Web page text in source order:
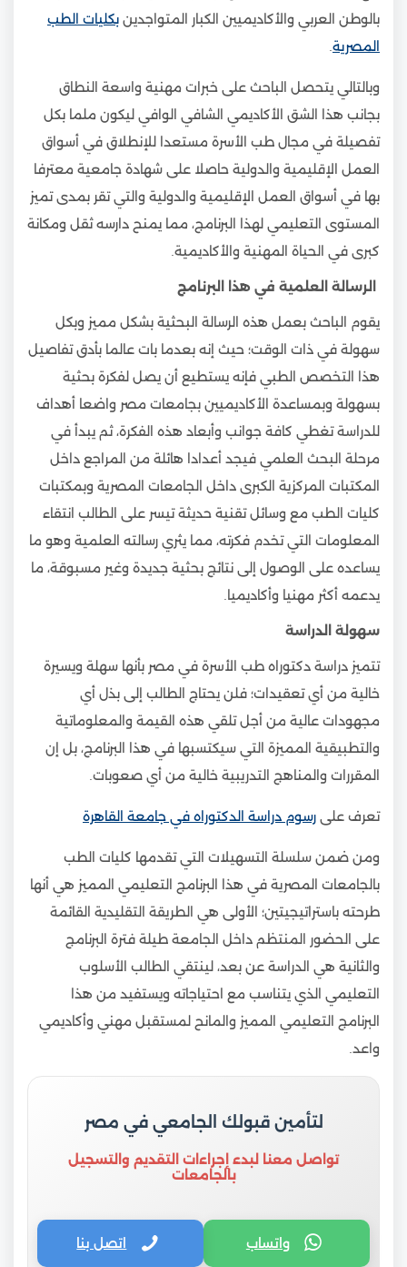
بالوطن العربي والأكاديميين الكبار المتواجدين بكليات الطب
المصرية
وبالتالي يتحصل الباحث على خبرات مهنية واسعة النطاق
بجانب هذا الشق الأكاديمي الشافي الوافي ليكون ملما بكل
تفصيلة في مجال طب الأسرة مستعدا للإنطلاق في أسواق
العمل الإقليمية والدولية حاصلا على شهادة جامعية معترفا
بها في أسواق العمل الإقليمية والدولية والتي تقر بمدى تميز
المستوى التعليمي لهذا البرنامج، مما يمنح دارسه ثقل ومكانة
كبرى في الحياة المهنية والأكاديمية.
الرسالة العلمية في هذا البرنامج
يقوم الباحث بعمل هذه الرسالة البحثية بشكل مميز وبكل
سهولة في ذات الوقت؛ حيث إنه بعدما بات عالما بأدق تفاصيل
هذا التخصص الطبي فإنه يستطيع أن يصل لفكرة بحثية
بسهولة وبمساعدة الأكاديميين بجامعات مصر واضعا أهداف
للدراسة تغطي كافة جوانب وأبعاد هذه الفكرة، ثم يبدأ في
مرحلة البحث العلمي فيجد أعدادا هائلة من المراجع داخل
المكتبات المركزية الكبرى داخل الجامعات المصرية وبمكتبات
كليات الطب مع وسائل تقنية حديثة تيسر على الطالب انتقاء
المعلومات التي تخدم فكرته، مما يثري رسالته العلمية وهو ما
يساعده على الوصول إلى نتائج بحثية جديدة وغير مسبوقة، ما
يدعمه أكثر مهنيا وأكاديميا.
سهولة الدراسة
تتميز دراسة دكتوراه طب الأسرة في مصر بأنها سهلة ويسيرة
خالية من أي تعقيدات؛ فلن يحتاج الطالب إلى بذل أي
مجهودات عالية من أجل تلقي هذه القيمة والمعلوماتية
والتطبيقية المميزة التي سيكتسبها في هذا البرنامج، بل إن
المقررات والمناهج التدريبية خالية من أي صعوبات.
تعرف على رسوم دراسة الدكتوراه في جامعة القاهرة
ومن ضمن سلسلة التسهيلات التي تقدمها كليات الطب
بالجامعات المصرية في هذا البرنامج التعليمي المميز هي أنها
طرحته باستراتيجيتين؛ الأولى هي الطريقة التقليدية القائمة
على الحضور المنتظم داخل الجامعة طيلة فترة البرنامج
والثانية هي الدراسة عن بعد، لينتقي الطالب الأسلوب
التعليمي الذي يتناسب مع احتياجاته ويستفيد من هذا
البرنامج التعليمي المميز والمانح لمستقبل مهني وأكاديمي
واعد.
لتأمين قبولك الجامعي في مصر
تواصل معنا لبدء إجراءات التقديم والتسجيل
بالجامعات
واتساب اتصل بنا